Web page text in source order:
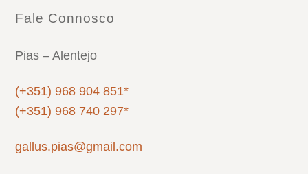
Fale Connosco
Pias – Alentejo
(+351) 968 904 851*
(+351) 968 740 297*
gallus.pias@gmail.com